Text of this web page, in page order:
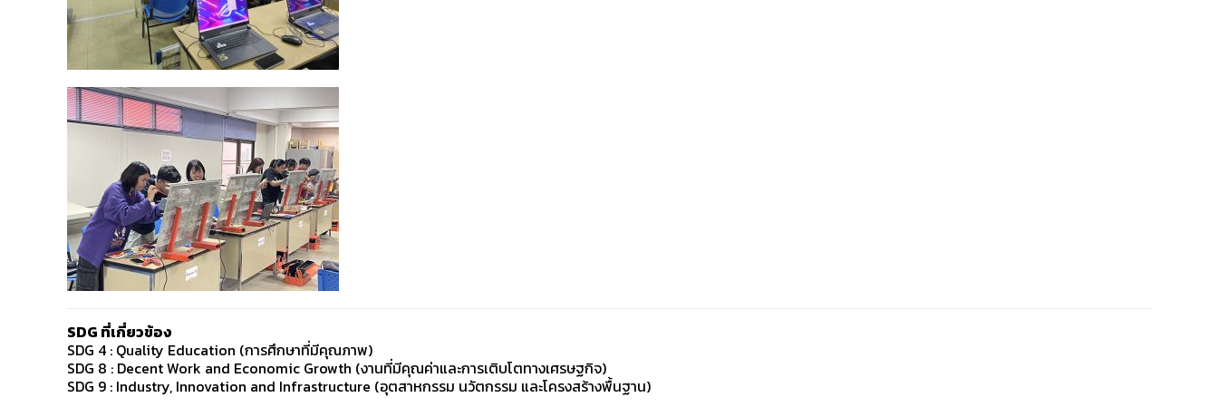
SDG ที่เกี่ยวข้อง
SDG 4 : Quality Education (การศึกษาที่มีคุณภาพ)
SDG 8 : Decent Work and Economic Growth (งานที่มีคุณค่าและการเติบโตทางเศรษฐกิจ)
SDG 9 : Industry, Innovation and Infrastructure (อุตสาหกรรม นวัตกรรม และโครงสร้างพื้นฐาน)